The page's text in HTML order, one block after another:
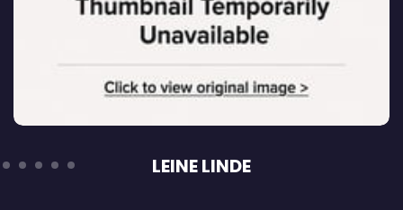
LEINE LINDE